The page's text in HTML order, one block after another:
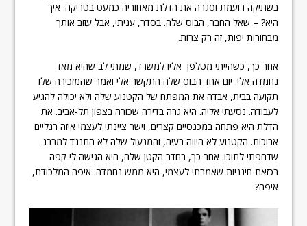
בשתיקה רועמת וסגרה את הדלת מאחוריה כמעט בטריקה. איך
היא? – שאל החבר, הבוס שלה. בסדר, עניתי, אבל עזוב אותך
מבחורות יפות, זה רק צרות.
אחר כך, כשהייתי מטלפן אליו למשרד, שמתי לב שהיא מאד
נחמדה אלי. יום אחד הבוס שלה התקשר אלי ואמר שהמזכירה שלו
תקועה בבית, אבדה את המפתח של הקטנוע שלה ולא יכולה להגיע
לעבודה. נסעתי אליה. היא גרה בדירה שכורה בצפון תל-אביב. את
הדלת היא פתחה במכנסיים קצרים, וישר ציינתי לעצמי איזה רגליים
ארוכות. הקטנוע לא היווה בעיה, והמנעול שלה לא התנגד למברג
שדחפתי לתוכו. אחר כך, בחדר הקטן שלה, היא הגישה לי קפה
בכזאת חינניות שאמרתי לעצמי, היא ממש נחמדה. איפה המלכודת,
איפה?